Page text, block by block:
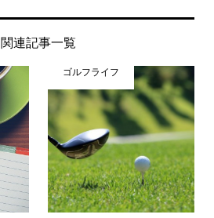
関連記事一覧
ゴルフライフ